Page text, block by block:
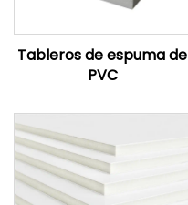
Tableros de espuma de
PVC